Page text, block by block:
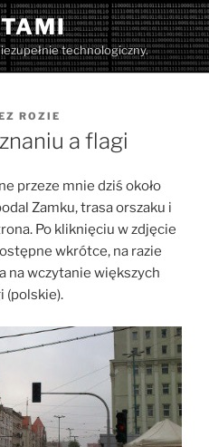
technologiczny.
ROZIE
a flagi
przeze mnie dziś około
Zamku, trasa orszaku i
Po kliknięciu w zdjęcie
wkrótce, na razie
na wczytanie większych
(polskie).